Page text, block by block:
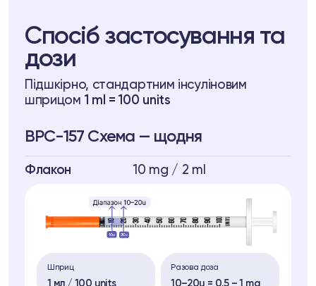
Спосіб застосування та
дози
Підшкірно, стандартним інсуліновим
шприцом 1 ml = 100 units
BPC-157 Схема — щодня
Флакон 10 mg / 2 ml
Шприц
1 мл / 100 units
Разова доза
10–20u = 0.5 – 1 mg